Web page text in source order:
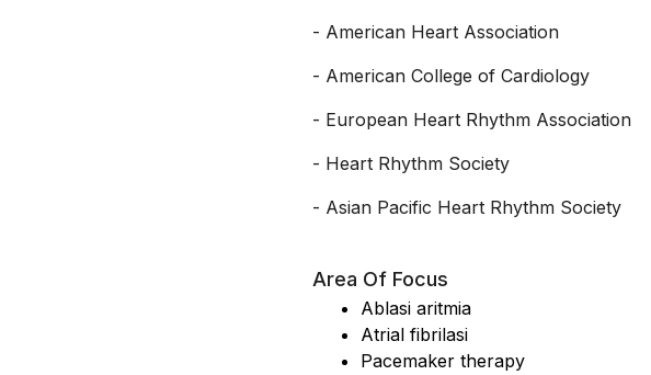
- American Heart Association
- American College of Cardiology
- European Heart Rhythm Association
- Heart Rhythm Society
- Asian Pacific Heart Rhythm Society
Area Of Focus
Ablasi aritmia
Atrial fibrilasi
Pacemaker therapy